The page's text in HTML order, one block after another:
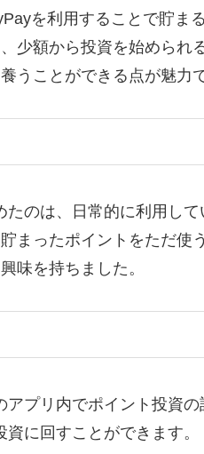
を利用することで貯ま
少額から投資を始められ
うことができる点が魅力で
のは、日常的に利用し
まったポイントをただ使
味を持ちました。
アプリ内でポイント投資
に回すことができます。